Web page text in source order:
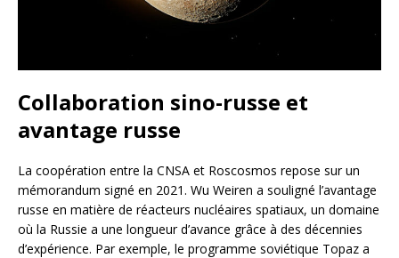
Collaboration sino-russe et
avantage russe
La coopération entre la CNSA et Roscosmos repose sur un
mémorandum signé en 2021. Wu Weiren a souligné l’avantage
russe en matière de réacteurs nucléaires spatiaux, un domaine
où la Russie a une longueur d’avance grâce à des décennies
d’expérience. Par exemple, le programme soviétique Topaz a